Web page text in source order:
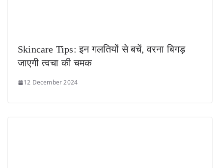
Skincare Tips: इन गलतियों से बचें, वरना बिगड़
जाएगी त्वचा की चमक
12 December 2024